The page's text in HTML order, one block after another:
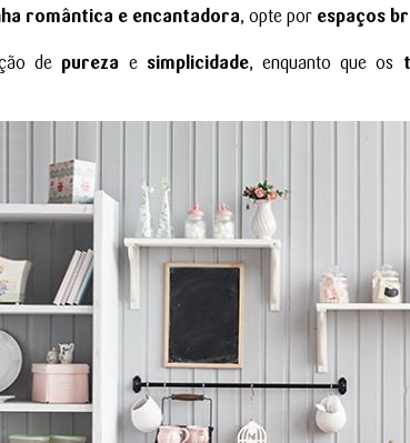
romântica e encantadora, opte por espaços
de pureza e simplicidade, enquanto que os